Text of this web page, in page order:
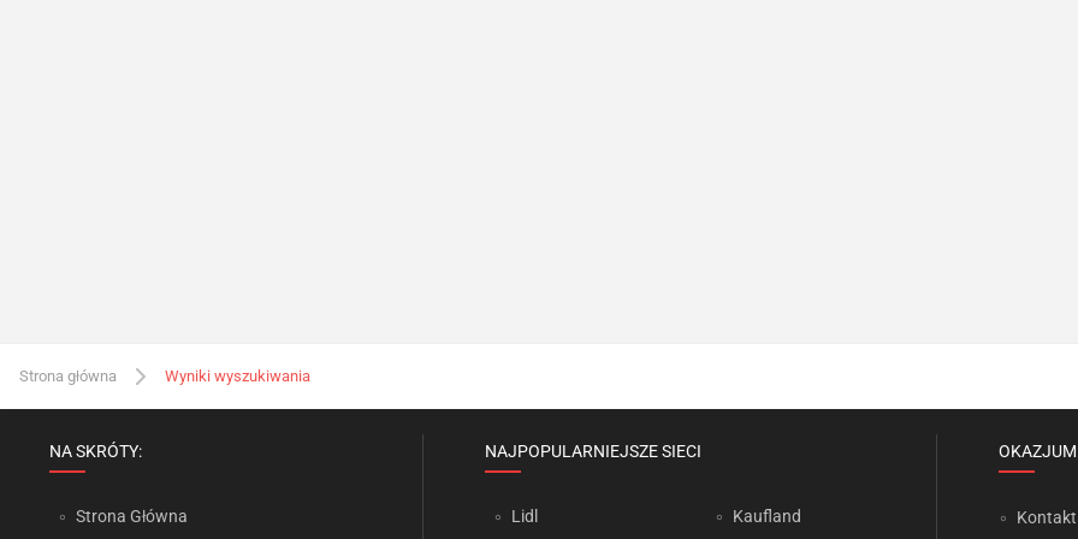
Strona główna Wyniki wyszukiwania
NA SKRÓTY:
Strona Główna
NAJPOPULARNIEJSZE SIECI
Lidl Kaufland Kontakt